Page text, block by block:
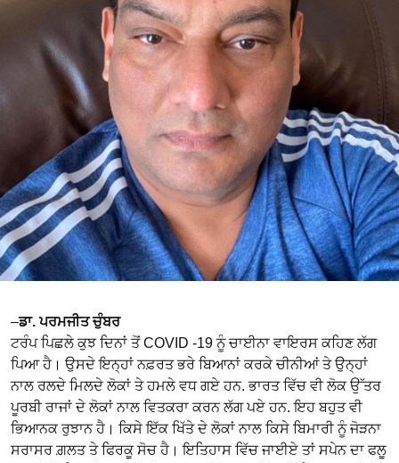
–ਡਾ. ਪਰਮਜੀਤ ਚੁੰਬਰ
ਟਰੰਪ ਪਿਛਲੇ ਕੁਝ ਦਿਨਾਂ ਤੋਂ COVID -19 ਨੂੰ ਚਾਈਨਾ ਵਾਇਰਸ ਕਹਿਣ ਲੱਗ
ਪਿਆ ਹੈ। ਉਸਦੇ ਇਨ੍ਹਾਂ ਨਫ਼ਰਤ ਭਰੇ ਬਿਆਨਾਂ ਕਰਕੇ ਚੀਨੀਆਂ ਤੇ ਉਨ੍ਹਾਂ
ਨਾਲ ਰਲਦੇ ਮਿਲਦੇ ਲੋਕਾਂ ਤੇ ਹਮਲੇ ਵਧ ਗਏ ਹਨ. ਭਾਰਤ ਵਿੱਚ ਵੀ ਲੋਕ ਉੱਤਰ
ਪੂਰਬੀ ਰਾਜਾਂ ਦੇ ਲੋਕਾਂ ਨਾਲ ਵਿਤਕਰਾ ਕਰਨ ਲੱਗ ਪਏ ਹਨ. ਇਹ ਬਹੁਤ ਵੀ
ਭਿਆਨਕ ਰੁਝਾਨ ਹੈ। ਕਿਸੇ ਇੱਕ ਖਿੱਤੇ ਦੇ ਲੋਕਾਂ ਨਾਲ ਕਿਸੇ ਬਿਮਾਰੀ ਨੂੰ ਜੋੜਨਾ
ਸਰਾਸਰ ਗ਼ਲਤ ਤੇ ਫਿਰਕੂ ਸੋਚ ਹੈ। ਇਤਿਹਾਸ ਵਿੱਚ ਜਾਈਏ ਤਾਂ ਸਪੇਨ ਦਾ ਫਲੂ